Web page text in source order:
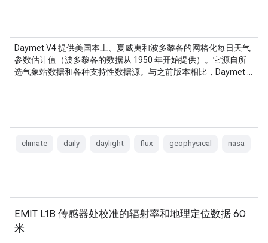
Daymet V4 提供美国本土、夏威夷和波多黎各的网格化每日天气
参数估计值（波多黎各的数据从 1950 年开始提供）。它源自所
选气象站数据和各种支持性数据源。与之前版本相比，Daymet …
climate daily daylight flux geophysical nasa
EMIT L1B 传感器处校准的辐射率和地理定位数据 60
米